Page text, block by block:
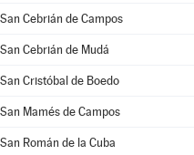
San Cebrián de Campos
San Cebrián de Mudá
San Cristóbal de Boedo
San Mamés de Campos
San Román de la Cuba